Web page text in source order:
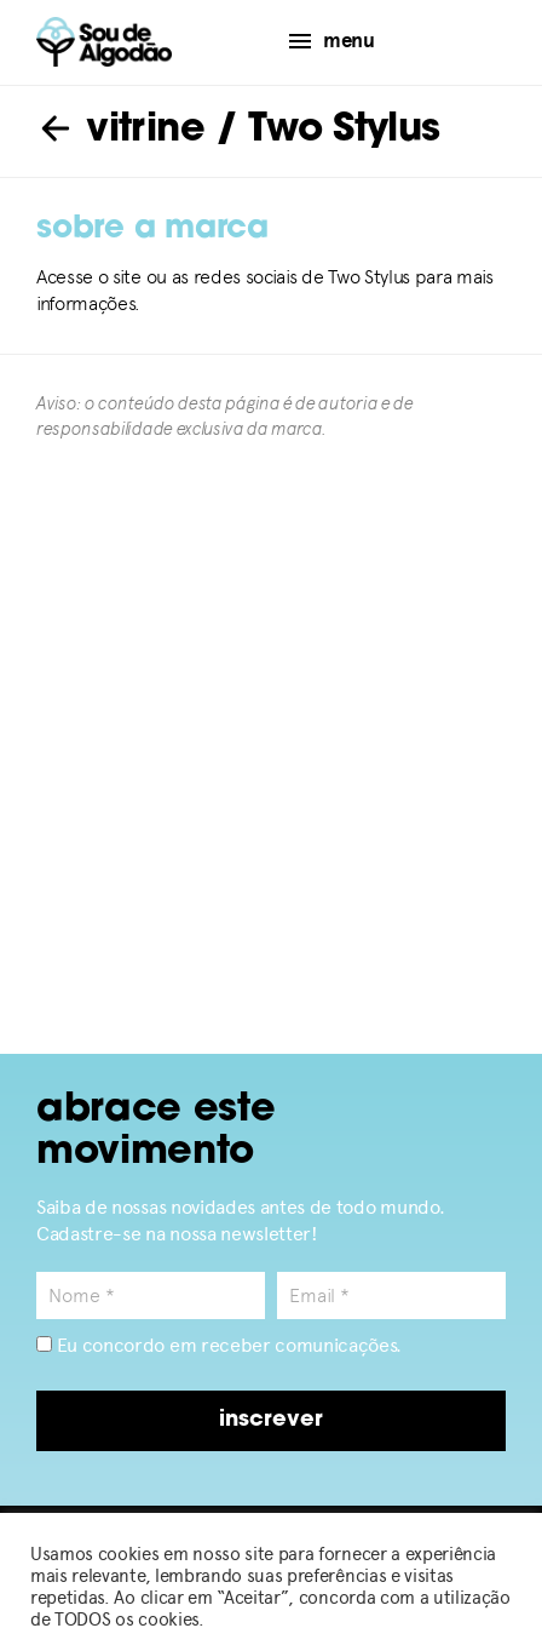
menu
vitrine/ Two Stylus
sobre a marca
Acesse o site ou as redes sociais de Two Stylus para mais
informações.
Aviso: o conteúdo desta página é de autoria e de
responsabilidade exclusiva da marca.​
abrace este
movimento
Saiba de nossas novidades antes de todo mundo.
Cadastre-se na nossa newsletter!
Eu concordo em receber comunicações.
inscrever
2026 © Sou de Algodão
Usamos cookies em nosso site para fornecer a experiência
mais relevante, lembrando suas preferências e visitas
repetidas. Ao clicar em “Aceitar”, concorda com a utilização
de TODOS os cookies.